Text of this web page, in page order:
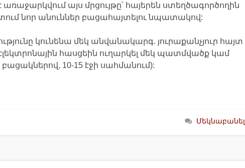
է առաջարկվում այս մրցույթը՝ հայերեն ստեղծագործողին
նոր անուններ բացահայտելու նպատակով:
կունենա մեկ անվանակարգ. յուրաքանչյուր հայտ
հասցեին ուղարկել մեկ պատմվածք կամ
10-15 էջի սահմանում):
Մեկնաբանել